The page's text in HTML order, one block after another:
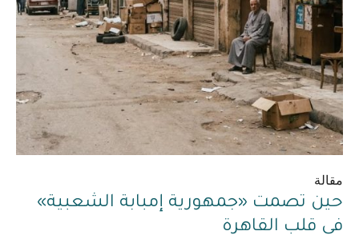
مقالة
حين تصمت «جمهورية إمبابة الشعبية»
في قلب القاهرة